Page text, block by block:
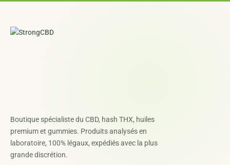
Boutique spécialiste du CBD, hash THX, huiles
premium et gummies. Produits analysés en
laboratoire, 100% légaux, expédiés avec la plus
grande discrétion.